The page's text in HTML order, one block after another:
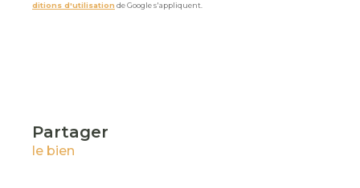
ditions d'utilisation de Google s'appliquent.
partager
le bien